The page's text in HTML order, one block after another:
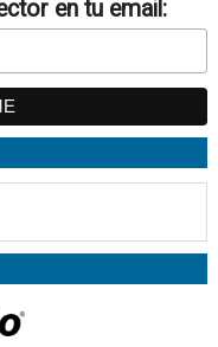
en tu email: